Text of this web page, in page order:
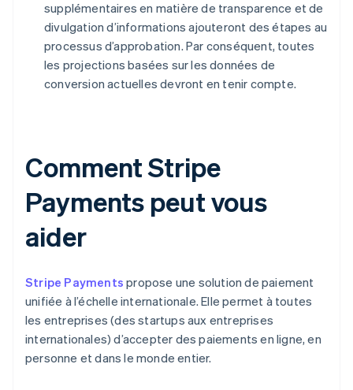
supplémentaires en matière de transparence et de
divulgation d’informations ajouteront des étapes au
processus d’approbation. Par conséquent, toutes
les projections basées sur les données de
conversion actuelles devront en tenir compte.
Comment Stripe
Payments peut vous
aider
Stripe Payments propose une solution de paiement
unifiée à l’échelle internationale. Elle permet à toutes
les entreprises (des startups aux entreprises
internationales) d’accepter des paiements en ligne, en
personne et dans le monde entier.